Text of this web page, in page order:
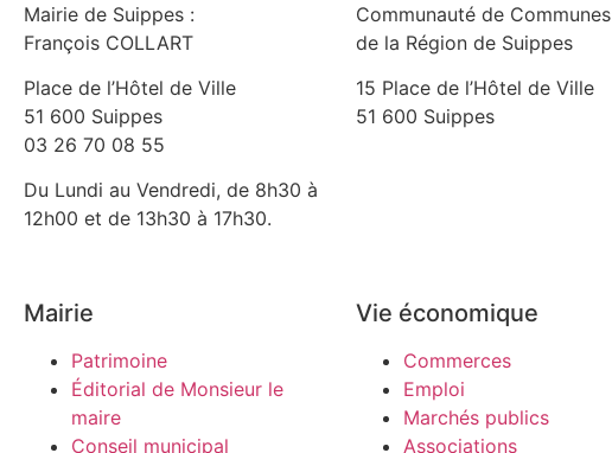
Mairie de Suippes :
François COLLART
Place de l’Hôtel de Ville
51 600 Suippes
03 26 70 08 55
Du Lundi au Vendredi, de 8h30 à
12h00 et de 13h30 à 17h30.
Communauté de Communes
de la Région de Suippes
15 Place de l’Hôtel de Ville
51 600 Suippes
Mairie
Patrimoine
Éditorial de Monsieur le
maire
Conseil municipal
Vie économique
Commerces
Emploi
Marchés publics
Associations